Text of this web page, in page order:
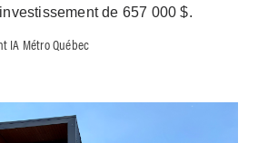
de 657 000 $.
IA Métro Québec